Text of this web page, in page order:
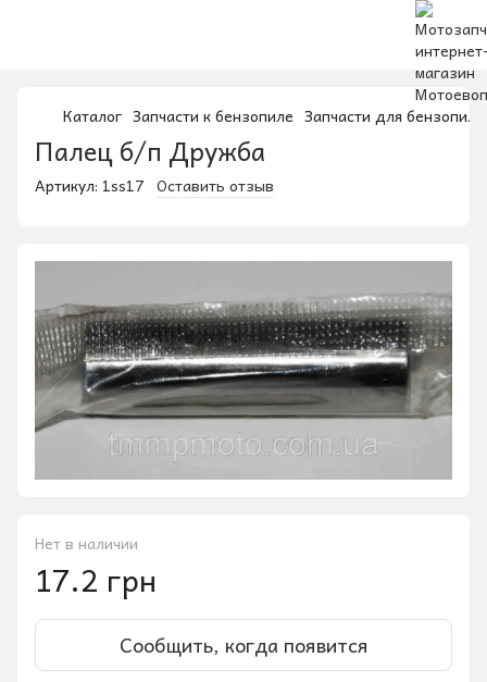
Каталог Запчасти к бензопиле Запчасти для
Палец б/п Дружба
Артикул: 1ss17 Оставить отзыв
Нет в наличии
17.2 грн
Сообщить, когда появится